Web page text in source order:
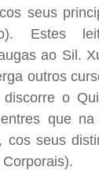
seus
Estes
ao Sil.
outros
o
que na
cos seus